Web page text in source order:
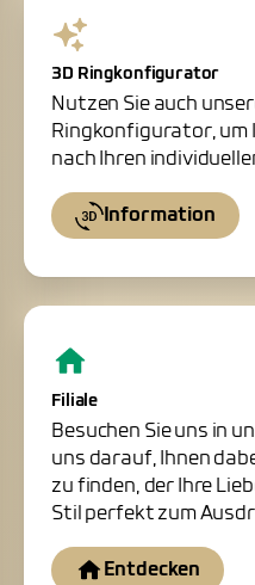
3D Ringkonfigurator
Nutzen Sie auch
Ringkonfigurator, um
nach Ihren
Information
Filiale
Besuchen Sie uns in
uns darauf, Ihnen
zu finden, der Ihre
Stil perfekt zum
Entdecken